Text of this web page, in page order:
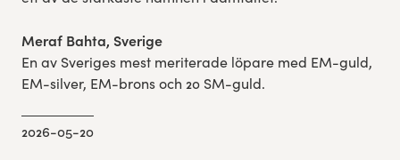
Meraf Bahta, Sverige
En av Sveriges mest meriterade löpare med EM-guld,
EM-silver, EM-brons och 20 SM-guld.
2026-05-20